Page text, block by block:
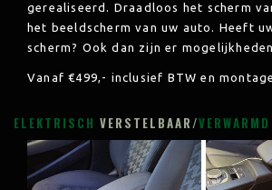
gerealiseerd. Draadloos het scherm
het beeldscherm van uw auto. Heeft
scherm? Ook dan zijn er
Vanaf €499,- inclusief BTW en montage.
ELEKTRISCH VERSTELBAAR/VERWARMD